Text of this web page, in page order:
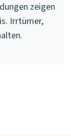
zeigen
Irrtümer,